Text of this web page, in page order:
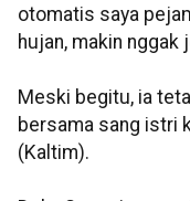
otomatis saya
hujan, makin nggak
Meski begitu, ia
bersama sang istri
(Kaltim).